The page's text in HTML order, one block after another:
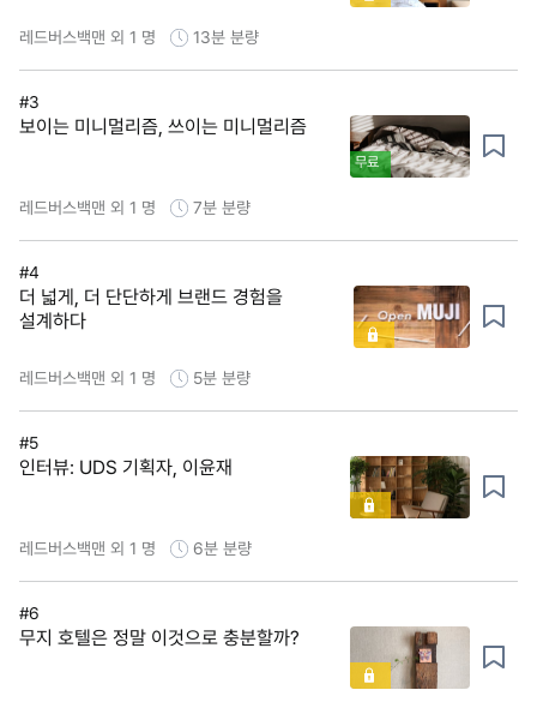
레드버스백맨 외 1 명 13분 분량
#3
보이는 미니멀리즘, 쓰이는 미니멀리즘
무료
레드버스백맨 외 1 명 7분 분량
#4
더 넓게, 더 단단하게 브랜드 경험을
설계하다
레드버스백맨 외 1 명 5분 분량
#5
인터뷰: UDS 기획자, 이윤재
레드버스백맨 외 1 명 6분 분량
#6
무지 호텔은 정말 이것으로 충분할까?